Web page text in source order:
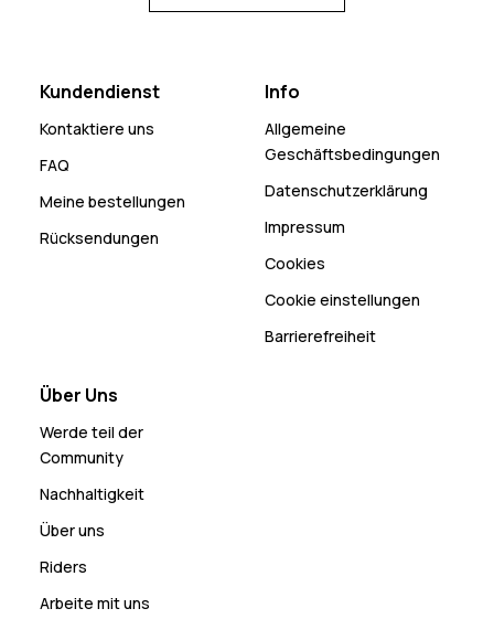
Kundendienst
Kontaktiere uns
FAQ
Meine bestellungen
Rücksendungen
Info
Allgemeine
Geschäftsbedingungen
Datenschutzerklärung
Impressum
Cookies
Cookie einstellungen
Barrierefreiheit
Über Uns
Werde teil der
Community
Nachhaltigkeit
Über uns
Riders
Arbeite mit uns